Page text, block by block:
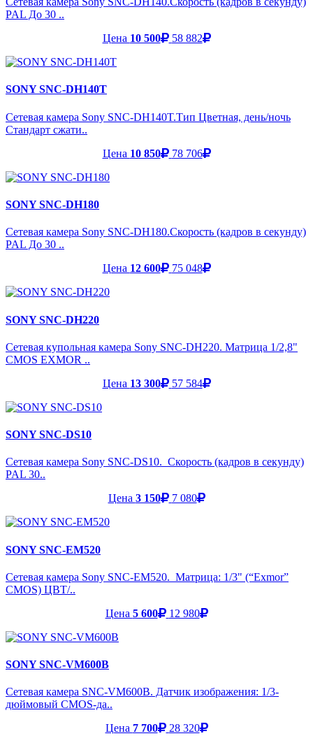
PAL До 30 ..
Цена 10 500 58 882
SONY SNC-DH140T
Сетевая камера Sony SNC-DH140T.Тип Цветная, день/ночь
Стандарт сжати..
Цена 10 850 78 706
SONY SNC-DH180
Сетевая камера Sony SNC-DH180.Скорость (кадров в секунду)
PAL До 30 ..
Цена 12 600 75 048
SONY SNC-DH220
Сетевая купольная камера Sony SNC-DH220. Матрица 1/2,8"
CMOS EXMOR ..
Цена 13 300 57 584
SONY SNC-DS10
Сетевая камера Sony SNC-DS10. Скорость (кадров в секунду)
PAL 30..
Цена 3 150 7 080
SONY SNC-EM520
Сетевая камера Sony SNC-EM520. Матрица: 1/3" (“Exmor”
CMOS) ЦВТ/..
Цена 5 600 12 980
SONY SNC-VM600B
Сетевая камера SNC-VM600B. Датчик изображения: 1/3-
дюймовый CMOS-да..
Цена 7 700 28 320